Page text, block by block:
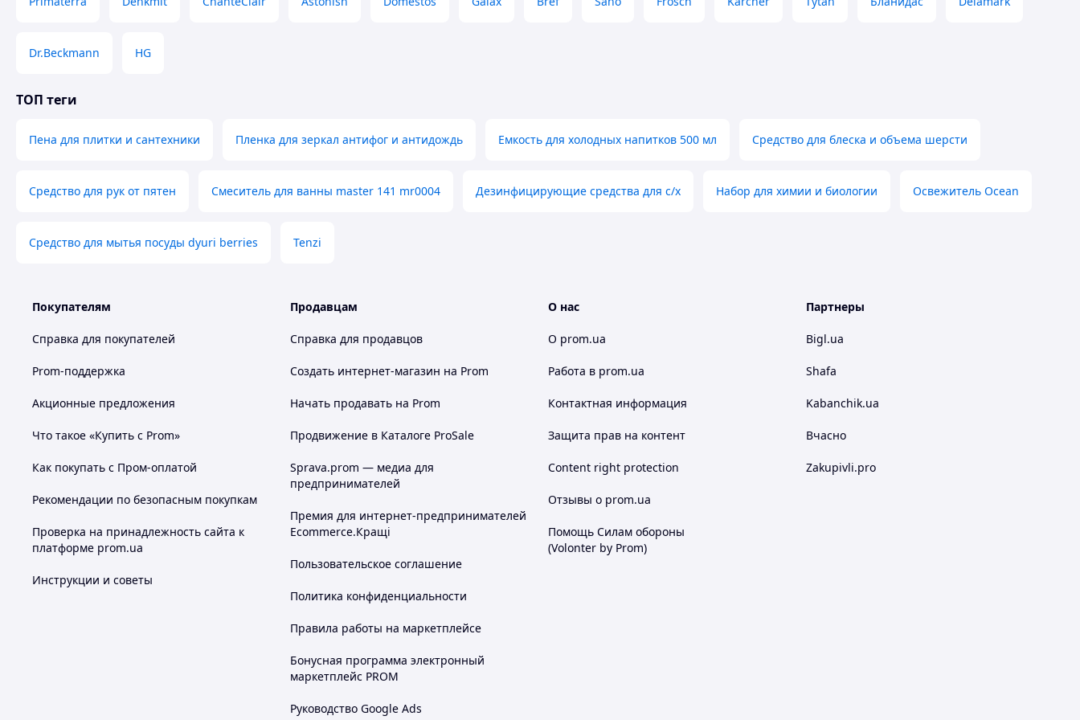
Dr.Beckmann HG
ТОП теги
Пена для плитки и сантехники Пленка для зеркал антифог и антидождь Емкость для холодных напитков 500 мл Средство для блеска и объема шерсти
Средство для рук от пятен Смеситель для ванны master 141 mr0004 Дезинфицирующие средства для с/х Набор для химии и биологии Освежитель Ocean
Средство для мытья посуды dyuri berries Tenzi
Покупателям
Справка для покупателей
Prom-поддержка
Акционные предложения
Что такое «Купить с Prom»
Как покупать с Пром-оплатой
Рекомендации по безопасным покупкам
Проверка на принадлежность сайта к
платформе prom.ua
Инструкции и советы
Продавцам
Справка для продавцов
Создать интернет-магазин на Prom
Начать продавать на Prom
Продвижение в Каталоге ProSale
Sprava.prom — медиа для
предпринимателей
Премия для интернет-предпринимателей
Ecommerce.Кращі
Пользовательское соглашение
Политика конфиденциальности
Правила работы на маркетплейсе
Бонусная программа электронный
маркетплейс PROM
Руководство Google Ads
О нас
О prom.ua
Работа в prom.ua
Контактная информация
Защита прав на контент
Content right protection
Отзывы о prom.ua
Помощь Силам обороны
(Volonter by Prom)
Партнеры
Bigl.ua
Shafa
Kabanchik.ua
Вчасно
Zakupivli.pro